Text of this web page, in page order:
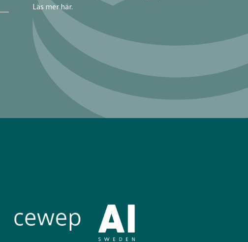
Läs mer här.